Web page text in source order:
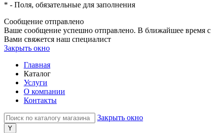
* - Поля, обязательные для заполнения
Сообщение отправлено
Ваше сообщение успешно отправлено. В ближайшее время с
Вами свяжется наш специалист
Закрыть окно
Главная
Каталог
Услуги
О компании
Контакты
Закрыть окно